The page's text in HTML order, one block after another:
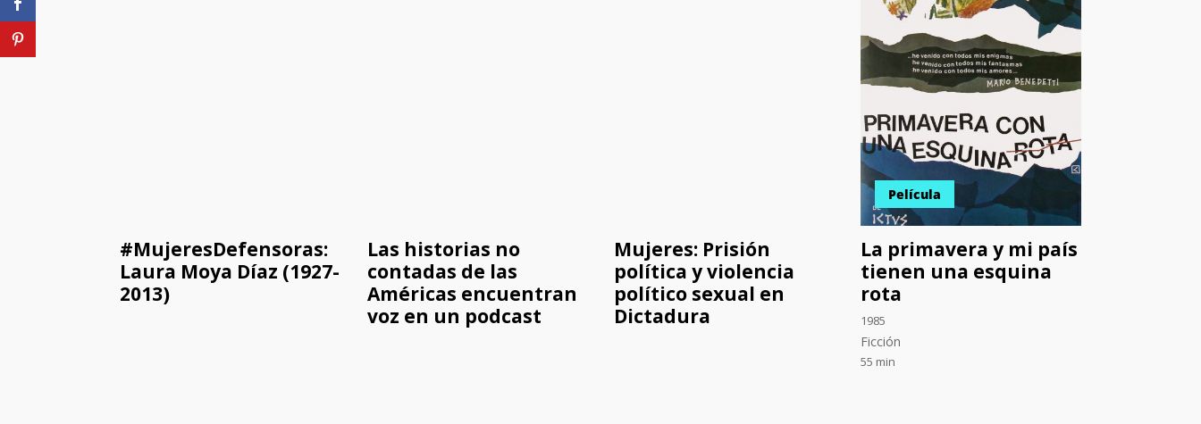
#MujeresDefensoras:
Laura Moya Díaz (1927-
2013)
Las historias no
contadas de las
Américas encuentran
voz en un podcast
Mujeres: Prisión
política y violencia
político sexual en
Dictadura
Película
La primavera y mi país
tienen una esquina
rota
1985
Ficción
55 min